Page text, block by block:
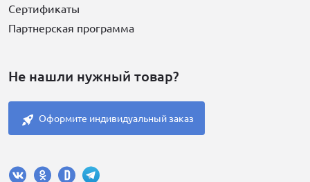
Сертификаты
Партнерская программа
Не нашли нужный товар?
Оформите индивидуальный заказ